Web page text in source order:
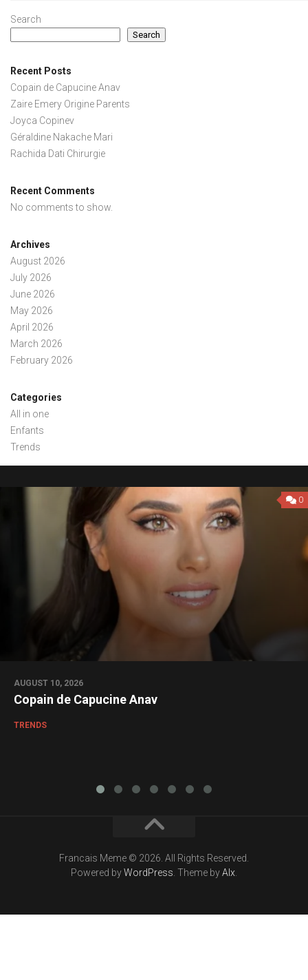
Search
Search
Recent Posts
Copain de Capucine Anav
Zaire Emery Origine Parents
Joyca Copinev
Géraldine Nakache Mari
Rachida Dati Chirurgie
Recent Comments
No comments to show.
Archives
August 2026
July 2026
June 2026
May 2026
April 2026
March 2026
February 2026
Categories
All in one
Enfants
Trends
0
AUGUST 10, 2026
Copain de Capucine Anav
TRENDS
Francais Meme © 2026. All Rights Reserved.
Powered byWordPress . Theme byAlx